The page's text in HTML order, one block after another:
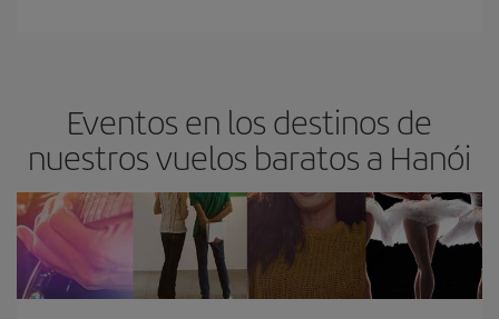
Eventos en los destinos de
nuestros vuelos baratos a Hanói